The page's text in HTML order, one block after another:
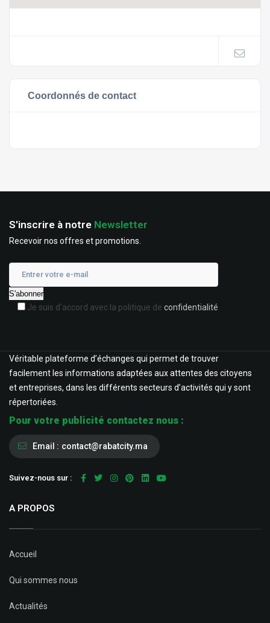
Coordonnés de contact
S'inscrire à notre Newsletter
Recevoir nos offres et promotions.
Je suis d'accord avec la politique de confidentialité
Véritable plateforme d’échanges qui permet de trouver
facilement les informations adaptées aux attentes des citoyens
et entreprises, dans les différents secteurs d’activités qui y sont
répertoriées.
Pour votre publicité contactez nous :
Email : contact@rabatcity.ma
Suivez-nous sur :
A PROPOS
Accueil
Qui sommes nous
Actualités